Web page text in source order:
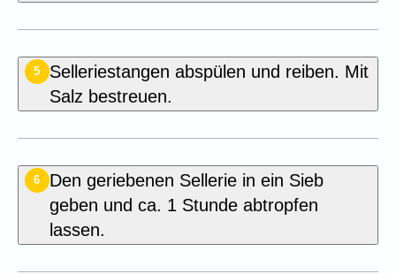
5
Selleriestangen abspülen und reiben. Mit
Salz bestreuen.
6
Den geriebenen Sellerie in ein Sieb
geben und ca. 1 Stunde abtropfen
lassen.